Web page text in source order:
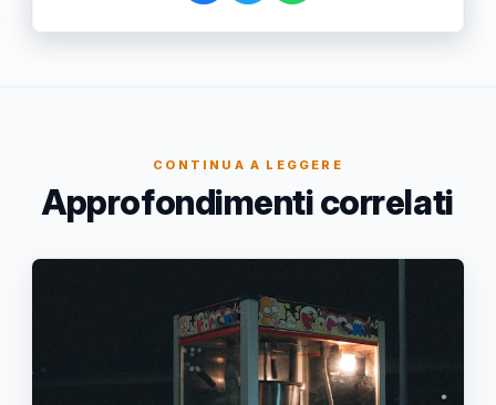
CONTINUA A LEGGERE
Approfondimenti correlati